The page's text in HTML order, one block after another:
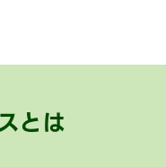
とは